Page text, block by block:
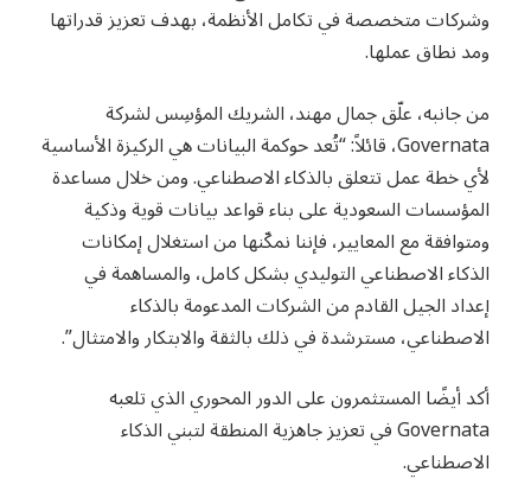
وشركات متخصصة في تكامل الأنظمة، بهدف تعزيز قدراتها
ومد نطاق عملها.
من جانبه، علّق جمال مهند، الشريك المؤسِس لشركة
Governata، قائلاً: “تُعد حوكمة البيانات هي الركيزة الأساسية
لأي خطة عمل تتعلق بالذكاء الاصطناعي. ومن خلال مساعدة
المؤسسات السعودية على بناء قواعد بيانات قوية وذكية
ومتوافقة مع المعايير، فإننا نمكّنها من استغلال إمكانات
الذكاء الاصطناعي التوليدي بشكل كامل، والمساهمة في
إعداد الجيل القادم من الشركات المدعومة بالذكاء
الاصطناعي، مسترشدة في ذلك بالثقة والابتكار والامتثال”.
أكد أيضًا المستثمرون على الدور المحوري الذي تلعبه
Governata في تعزيز جاهزية المنطقة لتبني الذكاء
الاصطناعي.